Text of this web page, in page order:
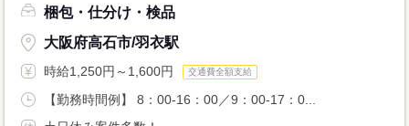
梱包・仕分け・検品
大阪府高石市/羽衣駅
時給1,250円～1,600円 交通費全額支給
【勤務時間例】 8：00-16：00／9：00-17：0...